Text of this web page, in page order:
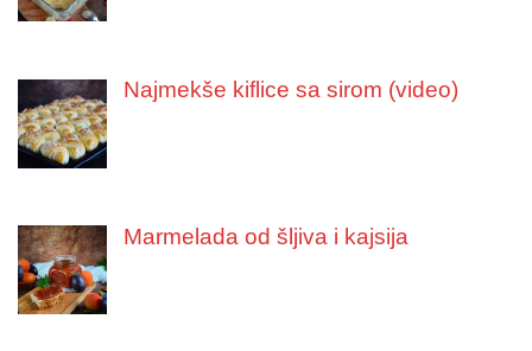
Najmekše kiflice sa sirom (video)
Marmelada od šljiva i kajsija